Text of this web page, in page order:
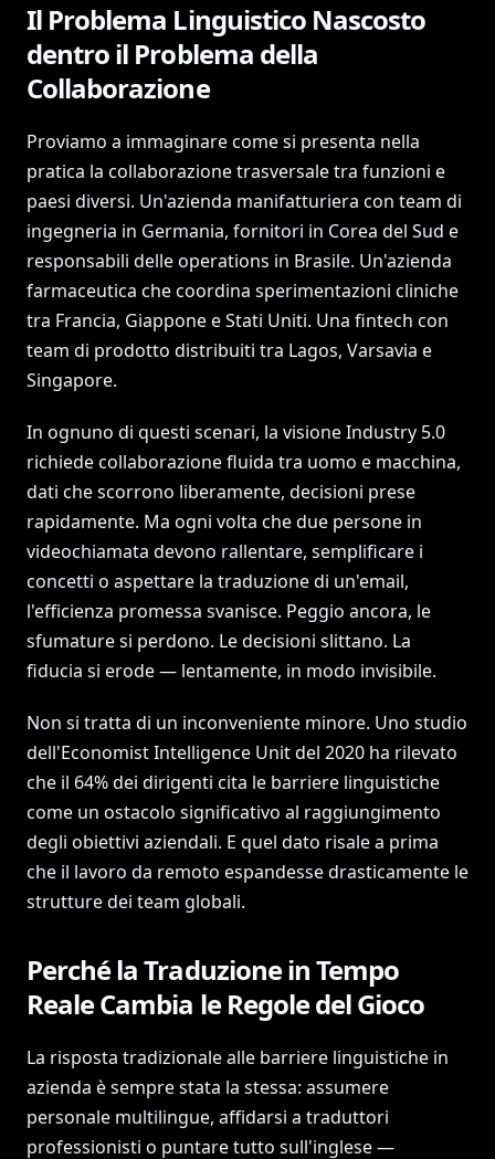
Il Problema Linguistico Nascosto
dentro il Problema della
Collaborazione
Proviamo a immaginare come si presenta nella
pratica la collaborazione trasversale tra funzioni e
paesi diversi. Un'azienda manifatturiera con team di
ingegneria in Germania, fornitori in Corea del Sud e
responsabili delle operations in Brasile. Un'azienda
farmaceutica che coordina sperimentazioni cliniche
tra Francia, Giappone e Stati Uniti. Una fintech con
team di prodotto distribuiti tra Lagos, Varsavia e
Singapore.
In ognuno di questi scenari, la visione Industry 5.0
richiede collaborazione fluida tra uomo e macchina,
dati che scorrono liberamente, decisioni prese
rapidamente. Ma ogni volta che due persone in
videochiamata devono rallentare, semplificare i
concetti o aspettare la traduzione di un'email,
l'efficienza promessa svanisce. Peggio ancora, le
sfumature si perdono. Le decisioni slittano. La
fiducia si erode — lentamente, in modo invisibile.
Non si tratta di un inconveniente minore. Uno studio
dell'Economist Intelligence Unit del 2020 ha rilevato
che il 64% dei dirigenti cita le barriere linguistiche
come un ostacolo significativo al raggiungimento
degli obiettivi aziendali. E quel dato risale a prima
che il lavoro da remoto espandesse drasticamente le
strutture dei team globali.
Perché la Traduzione in Tempo
Reale Cambia le Regole del Gioco
La risposta tradizionale alle barriere linguistiche in
azienda è sempre stata la stessa: assumere
personale multilingue, affidarsi a traduttori
professionisti o puntare tutto sull'inglese —